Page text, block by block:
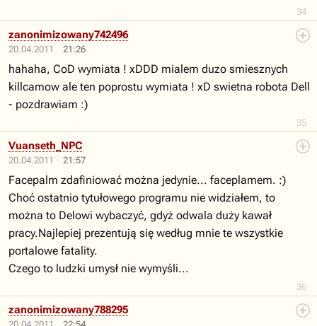
34
20.04.2011 21:26
35
zanonimizowany742496
hahaha, CoD wymiata ! xDDD mialem duzo smiesznych
killcamow ale ten poprostu wymiata ! xD swietna robota Dell
- pozdrawiam :)
20.04.2011 21:57
36
Vuanseth_NPC
Facepalm zdafiniować można jedynie... faceplamem. :)
Choć ostatnio tytułowego programu nie widziałem, to
można to Delowi wybaczyć, gdyż odwala duży kawał
pracy.Najlepiej prezentują się według mnie te wszystkie
portalowe fatality.
Czego to ludzki umysł nie wymyśli...
zanonimizowany788295